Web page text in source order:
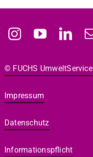
© FUCHS Umwelt­Ser­vice
Impres­sum
Daten­schutz
Infor­ma­tion­spflicht